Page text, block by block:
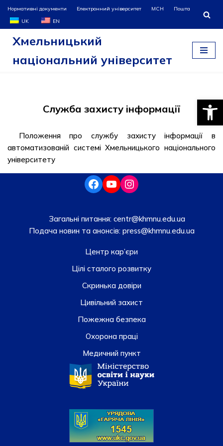
Перейти
до
Нормативні документи Електронний університет МСН
Пошта
UK
EN
Хмельницький
національний університет
Служба захисту інформації
Положення про службу захисту інформації в
автоматизованій системі Хмельницького національного
університету
Загальні питання: centr@khmnu.edu.ua
Подача новин та анонсів:press@khmnu.edu.ua
Центр кар’єри
Цілі сталого розвитку
Скринька довiри
Цивільний захист
Пожежна безпека
Охорона праці
Медичний пункт